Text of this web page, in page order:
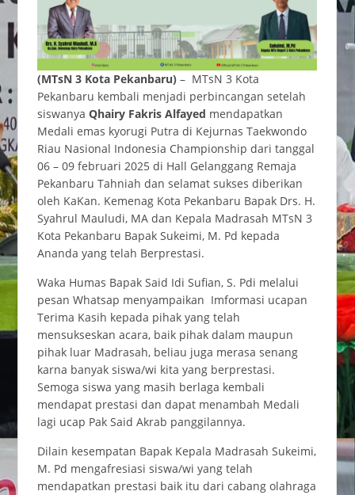
(MTsN 3 Kota Pekanbaru)– MTsN 3 Kota
Pekanbaru kembali menjadi perbincangan setelah
siswanya Qhairy Fakris Alfayed mendapatkan
Medali emas kyorugi Putra di Kejurnas Taekwondo
Riau Nasional Indonesia Championship dari tanggal
06 – 09 februari 2025 di Hall Gelanggang Remaja
Pekanbaru Tahniah dan selamat sukses diberikan
oleh KaKan. Kemenag Kota Pekanbaru Bapak Drs. H.
Syahrul Mauludi, MA dan Kepala Madrasah MTsN 3
Kota Pekanbaru Bapak Sukeimi, M. Pd kepada
Ananda yang telah Berprestasi.
Waka Humas Bapak Said Idi Sufian, S. Pdi melalui
pesan Whatsap menyampaikan Imformasi ucapan
Terima Kasih kepada pihak yang telah
mensukseskan acara, baik pihak dalam maupun
pihak luar Madrasah, beliau juga merasa senang
karna banyak siswa/wi kita yang berprestasi.
Semoga siswa yang masih berlaga kembali
mendapat prestasi dan dapat menambah Medali
lagi ucap Pak Said Akrab panggilannya.
Dilain kesempatan Bapak Kepala Madrasah Sukeimi,
M. Pd mengafresiasi siswa/wi yang telah
mendapatkan prestasi baik itu dari cabang olahraga